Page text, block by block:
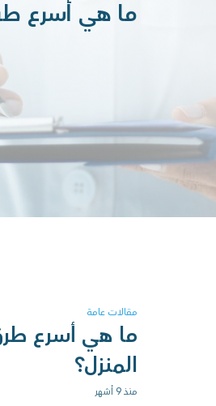
ما هي أسرع
مقالات عامة
ما هي أسرع
المنزل؟
منذ 9 أشهر